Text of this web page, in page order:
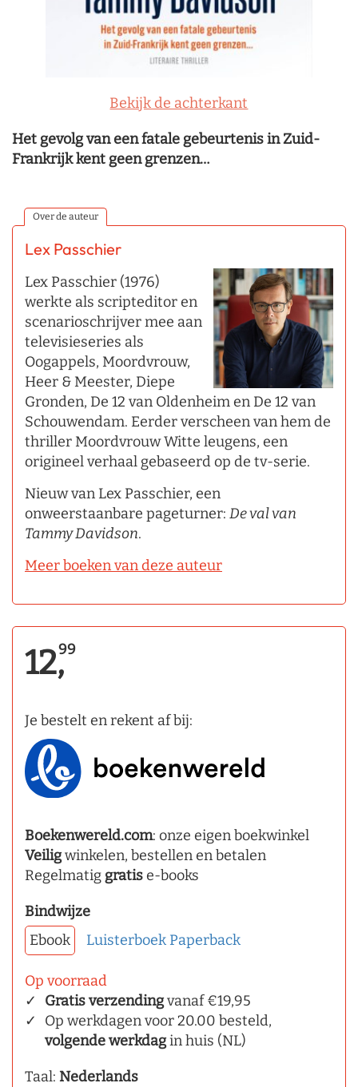
Bekijk de achterkant
Het gevolg van een fatale gebeurtenis in Zuid-
Frankrijk kent geen grenzen…
Over de auteur
Lex Passchier
Lex Passchier (1976)
werkte als scripteditor en
scenarioschrijver mee aan
televisieseries als
Oogappels, Moordvrouw,
Heer & Meester, Diepe
Gronden, De 12 van Oldenheim en De 12 van
Schouwendam. Eerder verscheen van hem de
thriller Moordvrouw Witte leugens, een
origineel verhaal gebaseerd op de tv-serie.
Nieuw van Lex Passchier, een
onweerstaanbare pageturner: De val van
Tammy Davidson.
Meer boeken van deze auteur
12,99
Je bestelt en rekent af bij:
Boekenwereld.com: onze eigen boekwinkel
Veiligwinkelen, bestellen en betalen
Regelmatig gratise-books
Bindwijze
Ebook
Luisterboek Paperback
Op voorraad
Gratis verzendingvanaf €19,95
Op werkdagen voor 20.00 besteld,
volgende werkdagin huis (NL)
Taal: Nederlands